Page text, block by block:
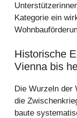
Kategorie ein
Historische
Vienna bis
Die Wurzeln der
die
baute